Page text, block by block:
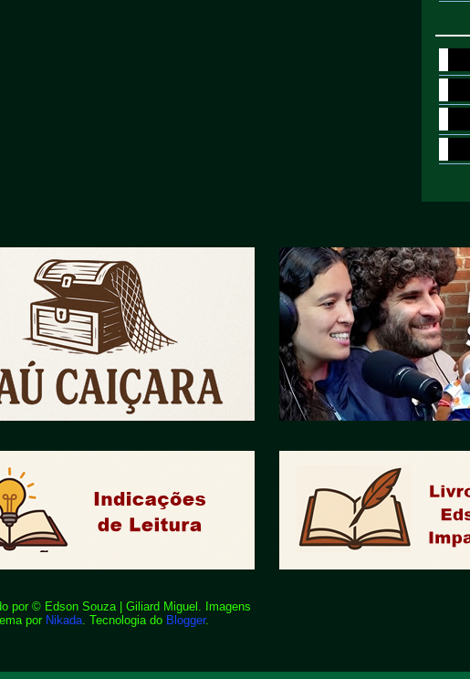
por © Edson Souza | Giliard Miguel. Imagens
por Nikada. Tecnologia do Blogger.